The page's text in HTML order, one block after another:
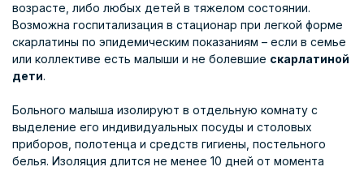
возрасте, либо любых детей в тяжелом состоянии.
Возможна госпитализация в стационар при легкой форме
скарлатины по эпидемическим показаниям – если в семье
или коллективе есть малыши и не болевшие скарлатиной
дети.
Больного малыша изолируют в отдельную комнату с
выделение его индивидуальных посуды и столовых
приборов, полотенца и средств гигиены, постельного
белья. Изоляция длится не менее 10 дней от момента